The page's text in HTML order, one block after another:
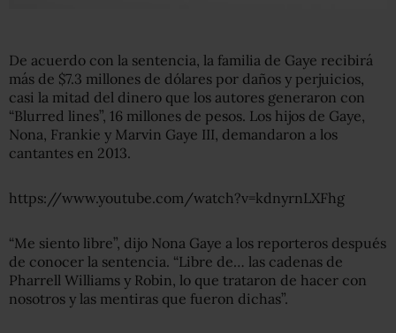
De acuerdo con la sentencia, la familia de Gaye recibirá
más de $7.3 millones de dólares por daños y perjuicios,
casi la mitad del dinero que los autores generaron con
“Blurred lines”, 16 millones de pesos. Los hijos de Gaye,
Nona, Frankie y Marvin Gaye III, demandaron a los
cantantes en 2013.
https://www.youtube.com/watch?v=kdnyrnLXFhg
“Me siento libre”, dijo Nona Gaye a los reporteros después
de conocer la sentencia. “Libre de… las cadenas de
Pharrell Williams y Robin, lo que trataron de hacer con
nosotros y las mentiras que fueron dichas”.